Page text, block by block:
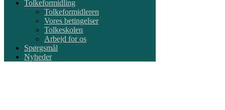
Tolkeformidling
Tolkeformidleren
Vores betingelser
Tolkeskolen
Arbejd for os
Spørgsmål
Nyheder